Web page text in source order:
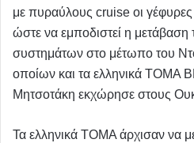
με πυραύλους cruise oι
ώστε να εμποδιστεί η
συστημάτων στο μέτωπο του
οποίων και τα ελληνικά ΤΟΜΑ
Μητσοτάκη εκχώρησε στους
Τα ελληνικά ΤΟΜΑ άρχισαν να